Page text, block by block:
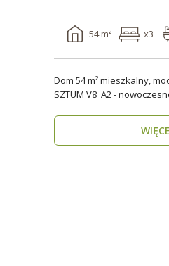
54 m² x3
Dom 54 m² mieszkalny,
SZTUM V8_A2 -